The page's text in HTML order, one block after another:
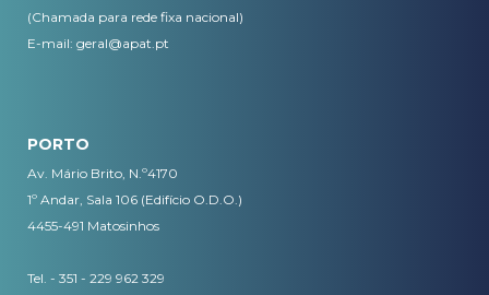
(Chamada para rede fixa nacional)
E-mail: geral@apat.pt
PORTO
Av. Mário Brito, N.º4170
1º Andar, Sala 106 (Edifício O.D.O.)
4455-491 Matosinhos
Tel. - 351 - 229 962 329